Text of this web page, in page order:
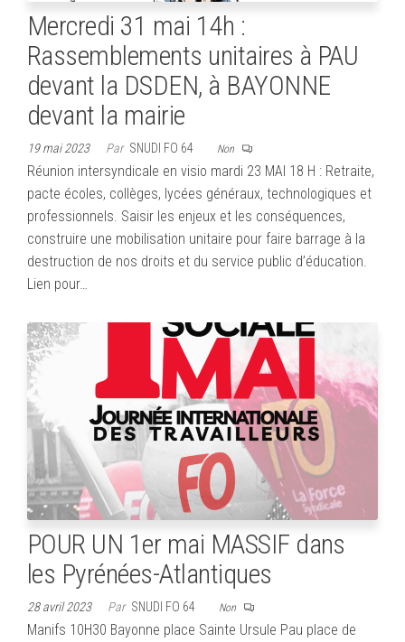
Mercredi 31 mai 14h :
Rassemblements unitaires à PAU
devant la DSDEN, à BAYONNE
devant la mairie
19 mai 2023 Par SNUDI FO 64 Non
Réunion intersyndicale en visio mardi 23 MAI 18 H : Retraite,
pacte écoles, collèges, lycées généraux, technologiques et
professionnels. Saisir les enjeux et les conséquences,
construire une mobilisation unitaire pour faire barrage à la
destruction de nos droits et du service public d’éducation.
Lien pour…
POUR UN 1er mai MASSIF dans
les Pyrénées-Atlantiques
28 avril 2023 Par SNUDI FO 64 Non
Manifs 10H30 Bayonne place Sainte Ursule Pau place de